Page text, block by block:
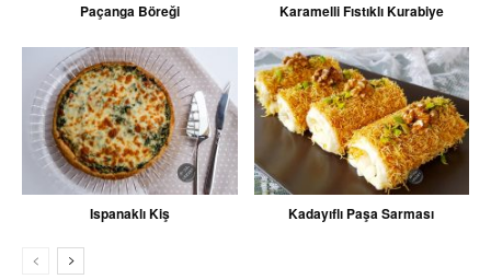
Paçanga Böreği Karamelli Fıstıklı Kurabiye
Ispanaklı Kiş Kadayıflı Paşa Sarması